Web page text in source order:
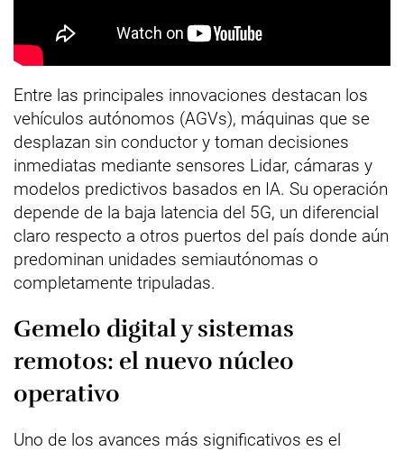
Entre las principales innovaciones destacan los
vehículos autónomos (AGVs), máquinas que se
desplazan sin conductor y toman decisiones
inmediatas mediante sensores Lidar, cámaras y
modelos predictivos basados en IA. Su operación
depende de la baja latencia del 5G, un diferencial
claro respecto a otros puertos del país donde aún
predominan unidades semiautónomas o
completamente tripuladas.
Gemelo digital y sistemas
remotos: el nuevo núcleo
operativo
Uno de los avances más significativos es el